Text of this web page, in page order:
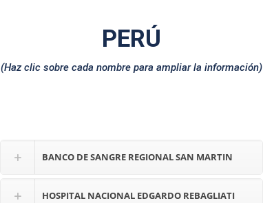
PERÚ
(Haz clic sobre cada nombre para ampliar la información)
BANCO DE SANGRE REGIONAL SAN MARTIN
HOSPITAL NACIONAL EDGARDO REBAGLIATI